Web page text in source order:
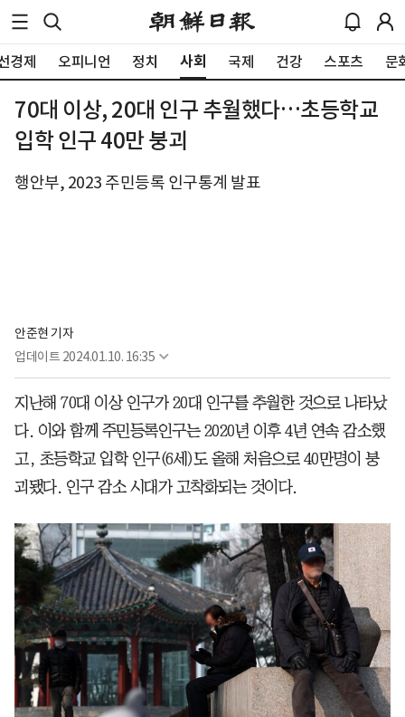
경제 오피니언 정치 사회 국제 건강 스포츠 문
70대 이상, 20대 인구 추월했다…초등학교
입학 인구 40만 붕괴
행안부, 2023 주민등록 인구통계 발표
안준현 기자
업데이트 2024.01.10. 16:35
지난해 70대 이상 인구가 20대 인구를 추월한 것으로 나타났
다. 이와 함께 주민등록인구는 2020년 이후 4년 연속 감소했
고, 초등학교 입학 인구(6세)도 올해 처음으로 40만명이 붕
괴됐다. 인구 감소 시대가 고착화되는 것이다.